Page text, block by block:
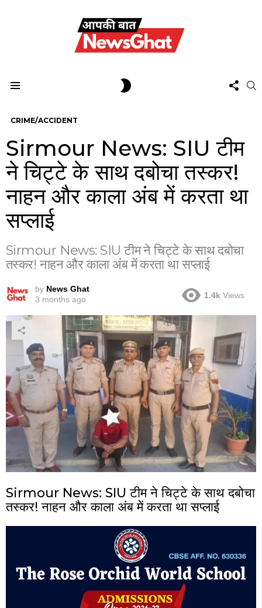
US
CRIME/ACCIDENT
Sirmour News: SIU टीम
ने चिट्टे के साथ दबोचा तस्कर!
नाहन और काला अंब में करता था
सप्लाई
Sirmour News: SIU टीम ने चिट्टे के साथ दबोचा
तस्कर! नाहन और काला अंब में करता था सप्लाई
by News Ghat
3 months ago
1.4k Views
Sirmour News: SIU टीम ने चिट्टे के साथ दबोचा
तस्कर! नाहन और काला अंब में करता था सप्लाई